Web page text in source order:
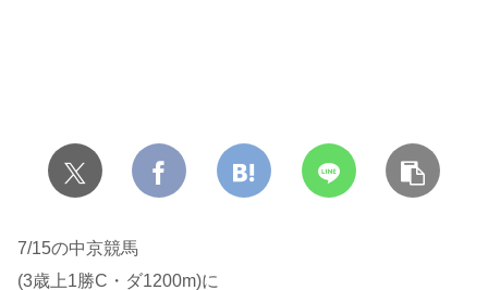
7/15の中京競馬
(3歳上1勝C・ダ1200m)に